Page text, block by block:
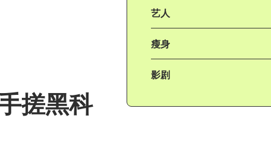
搓黑科
艺人
瘦身
影剧